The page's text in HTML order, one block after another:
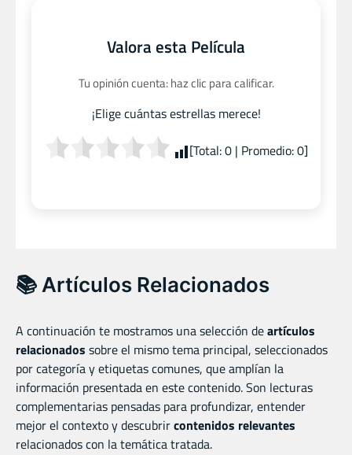
Valora esta Película
Tu opinión cuenta: haz clic para calificar.
¡Elige cuántas estrellas merece!
[Total:0| Promedio:0]
📚 Artículos Relacionados
A continuación te mostramos una selección deartículos
relacionados sobre el mismo tema principal, seleccionados
por categoría y etiquetas comunes, que amplían la
información presentada en este contenido. Son lecturas
complementarias pensadas para profundizar, entender
mejor el contexto y descubrircontenidos relevantes
relacionados con la temática tratada.